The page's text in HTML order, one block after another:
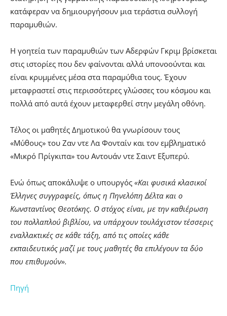
κατάφεραν να δημιουργήσουν μια τεράστια συλλογή
παραμυθιών.
Η γοητεία των παραμυθιών των Αδερφών Γκριμ βρίσκεται
στις ιστορίες που δεν φαίνονται αλλά υπονοούνται και
είναι κρυμμένες μέσα στα παραμύθια τους. Έχουν
μεταφραστεί στις περισσότερες γλώσσες του κόσμου και
πολλά από αυτά έχουν μεταφερθεί στην μεγάλη οθόνη.
Τέλος οι μαθητές Δημοτικού θα γνωρίσουν τους
«Μύθους» του Ζαν ντε Λα Φονταίν και τον εμβληματικό
«Μικρό Πρίγκιπα» του Αντουάν ντε Σαιντ Εξυπερύ.
Ενώ όπως αποκάλυψε ο υπουργός «Και φυσικά κλασικοί
Έλληνες συγγραφείς, όπως η Πηνελόπη Δέλτα και ο
Κωνσταντίνος Θεοτόκης. Ο στόχος είναι, με την καθιέρωση
του πολλαπλού βιβλίου, να υπάρχουν τουλάχιστον τέσσερις
εναλλακτικές σε κάθε τάξη, από τις οποίες κάθε
εκπαιδευτικός μαζί με τους μαθητές θα επιλέγουν τα δύο
που επιθυμούν».
Πηγή